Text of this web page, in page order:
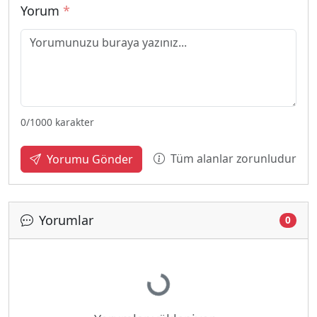
Yorum *
0/1000 karakter
Yorumu Gönder Tüm alanlar zorunludur
Yorumlar 0
Yükleniyor...